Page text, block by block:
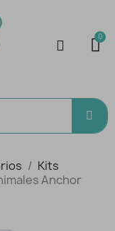
Kits
Anchor